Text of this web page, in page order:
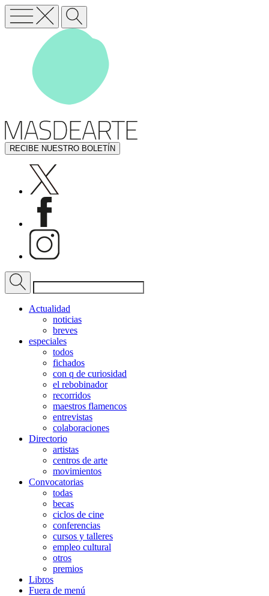
RECIBE NUESTRO BOLETÍN
Actualidad
noticias
breves
especiales
todos
fichados
con q de curiosidad
el rebobinador
recorridos
maestros flamencos
entrevistas
colaboraciones
Directorio
artistas
centros de arte
movimientos
Convocatorias
todas
becas
ciclos de cine
conferencias
cursos y talleres
empleo cultural
otros
premios
Libros
Fuera de menú